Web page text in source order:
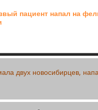
пациент напал на
двух новосибирцев,